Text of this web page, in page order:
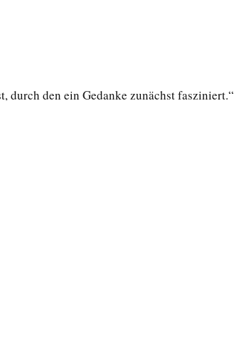
durch den ein Gedanke zunächst fasziniert.“